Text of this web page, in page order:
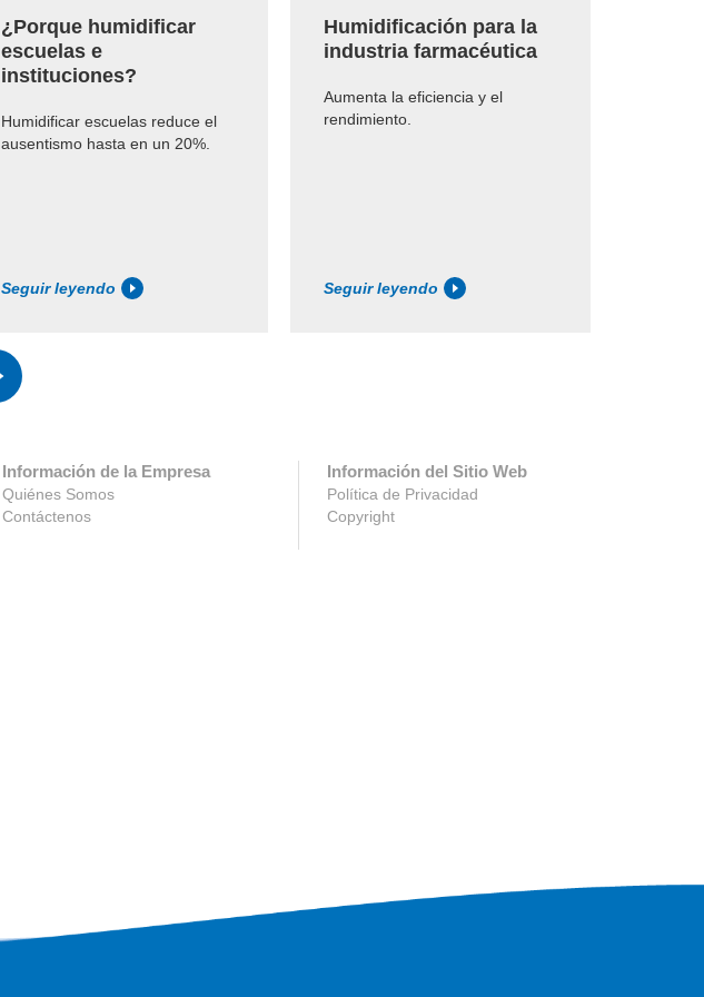
¿Porque humidificar
escuelas e
instituciones?
Humidificar escuelas reduce el
ausentismo hasta en un 20%.
Seguir leyendo
Humidificación para la
industria farmacéutica
Aumenta la eficiencia y el
rendimiento.
Seguir leyendo
Información de la Empresa
Quiénes Somos
Contáctenos
Información del Sitio Web
Política de Privacidad
Copyright